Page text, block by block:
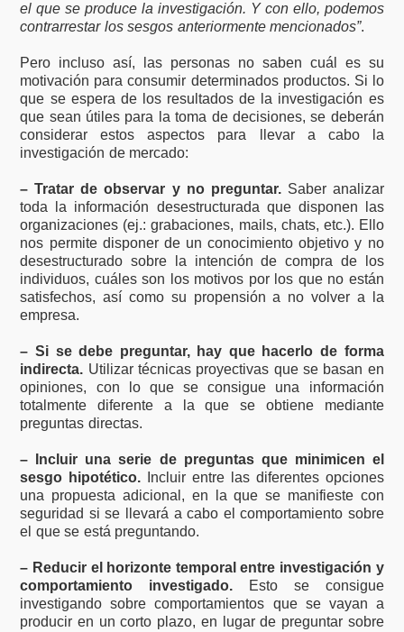
el que se produce la investigación. Y con ello, podemos
contrarrestar los sesgos anteriormente mencionados”.
Pero incluso así, las personas no saben cuál es su
motivación para consumir determinados productos. Si lo
que se espera de los resultados de la investigación es
que sean útiles para la toma de decisiones, se deberán
considerar estos aspectos para llevar a cabo la
investigación de mercado:
– Tratar de observar y no preguntar.Saber analizar
toda la información desestructurada que disponen las
organizaciones (ej.: grabaciones, mails, chats, etc.). Ello
nos permite disponer de un conocimiento objetivo y no
desestructurado sobre la intención de compra de los
individuos, cuáles son los motivos por los que no están
satisfechos, así como su propensión a no volver a la
empresa.
– Si se debe preguntar, hay que hacerlo de forma
indirecta. Utilizar técnicas proyectivas que se basan en
opiniones, con lo que se consigue una información
totalmente diferente a la que se obtiene mediante
preguntas directas.
– Incluir una serie de preguntas que minimicen el
sesgo hipotético. Incluir entre las diferentes opciones
una propuesta adicional, en la que se manifieste con
seguridad si se llevará a cabo el comportamiento sobre
el que se está preguntando.
– Reducir el horizonte temporal entre investigación y
comportamiento investigado. Esto se consigue
investigando sobre comportamientos que se vayan a
producir en un corto plazo, en lugar de preguntar sobre